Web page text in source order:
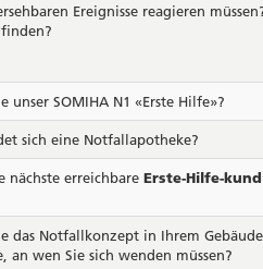
Ereignisse reagieren
unser SOMIHA N1 «Erste Hilfe»?
sich eine Notfallapotheke?
nächste erreichbare Erste-Hilfe-
das Notfallkonzept in Ihrem
an wen Sie sich wenden müssen?